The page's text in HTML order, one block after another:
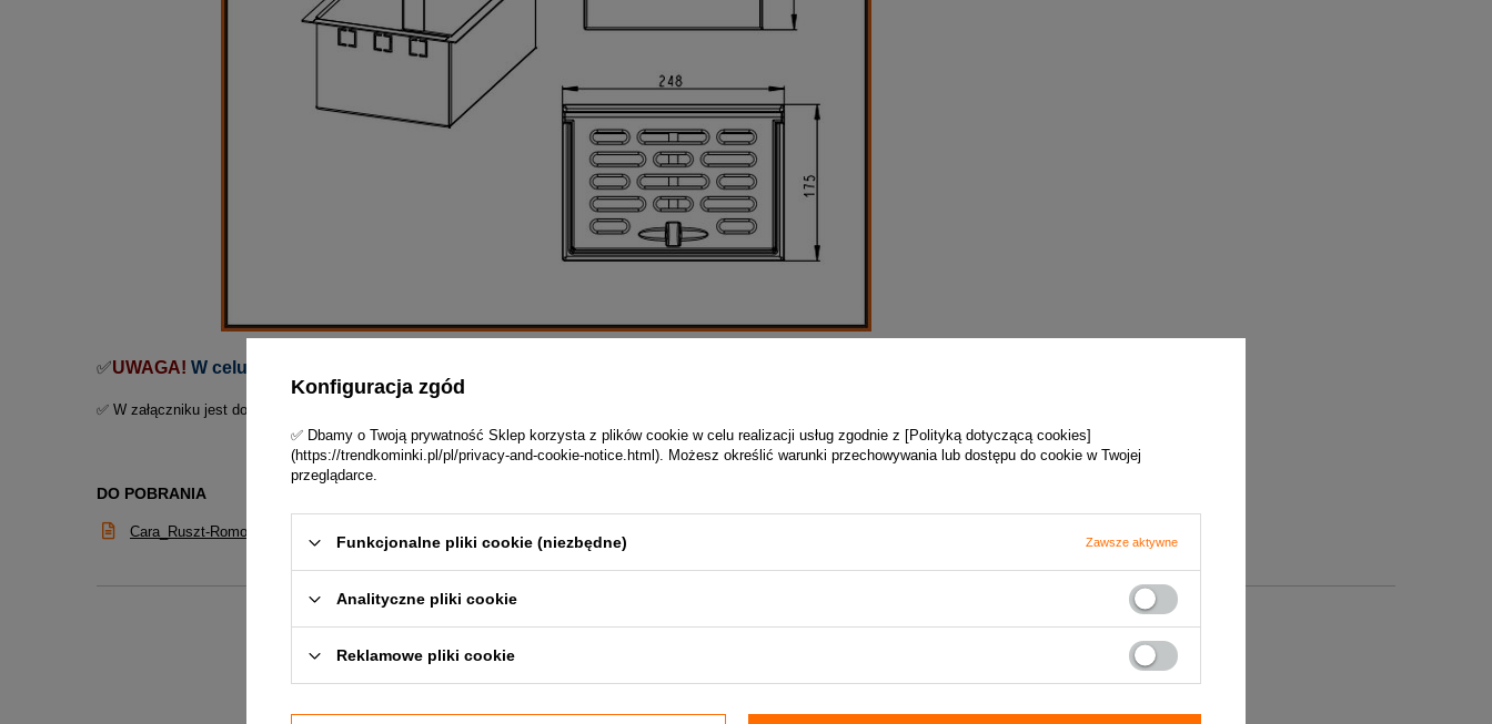
✅UWAGA! W celu dokładnej wyceny prosimy o kontakt z naszym biurem obsługi klienta.
✅ W załączniku jest do pobrania karta techniczna zestawu.
DO POBRANIA
Cara_Ruszt-Romotop_dokumentacja_techniczna
Kod produktu CARA ROST 01
Konfiguracja zgód
✅ Dbamy o Twoją prywatność Sklep korzysta z plików cookie w celu realizacji usług zgodnie z [Polityką dotyczącą cookies]
(https://trendkominki.pl/pl/privacy-and-cookie-notice.html). Możesz określić warunki przechowywania lub dostępu do cookie w Twojej
przeglądarce.
Funkcjonalne pliki cookie (niezbędne) Zawsze aktywne
Analityczne pliki cookie
Reklamowe pliki cookie